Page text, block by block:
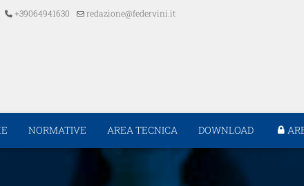
+39064941630 redazione@federvini.it
NORMATIVE AREA TECNICA DOWNLOAD